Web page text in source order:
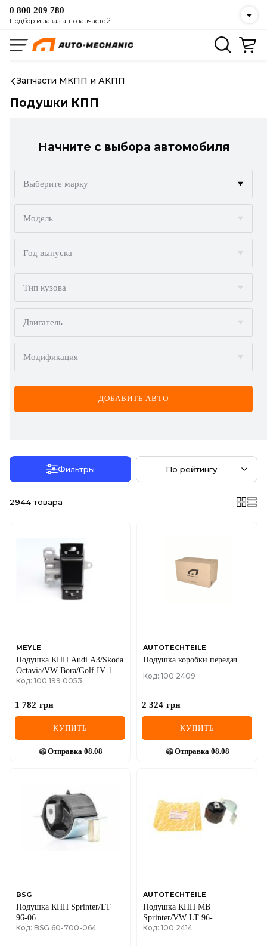
0 800 209 780
Подбор и заказ автозапчастей
Запчасти МКПП и АКПП
Подушки КПП
Начните с выбора автомобиля
Выберите марку
ALFA ROMEO
AUDI
BMW
BYD
CADILLAC
CHERY
CHEVROLET
CHRYSLER
FORD
GMC
GREAT WALL
HAVAL
IVECO
JAGUAR
LANCIA
Модель
Год выпуска
Тип кузова
Двигатель
Модификация
ДОБАВИТЬ АВТО
Фильтры По рейтингу
2944 товара
MEYLE
Подушка КПП Audi A3/Skoda
Octavia/VW Bora/Golf IV 1.4-
2.0/1.9TDI 97-10 (L)
Код: 100 199 0053
1 782 грн
КУПИТЬ
Отправка 08.08
AUTOTECHTEILE
Подушка коробки передач
Код: 100 2409
2 324 грн
КУПИТЬ
Отправка 08.08
BSG
Подушка КПП Sprinter/LT
96-06
Код: BSG 60-700-064
AUTOTECHTEILE
Подушка КПП MB
Sprinter/VW LT 96-
Код: 100 2414